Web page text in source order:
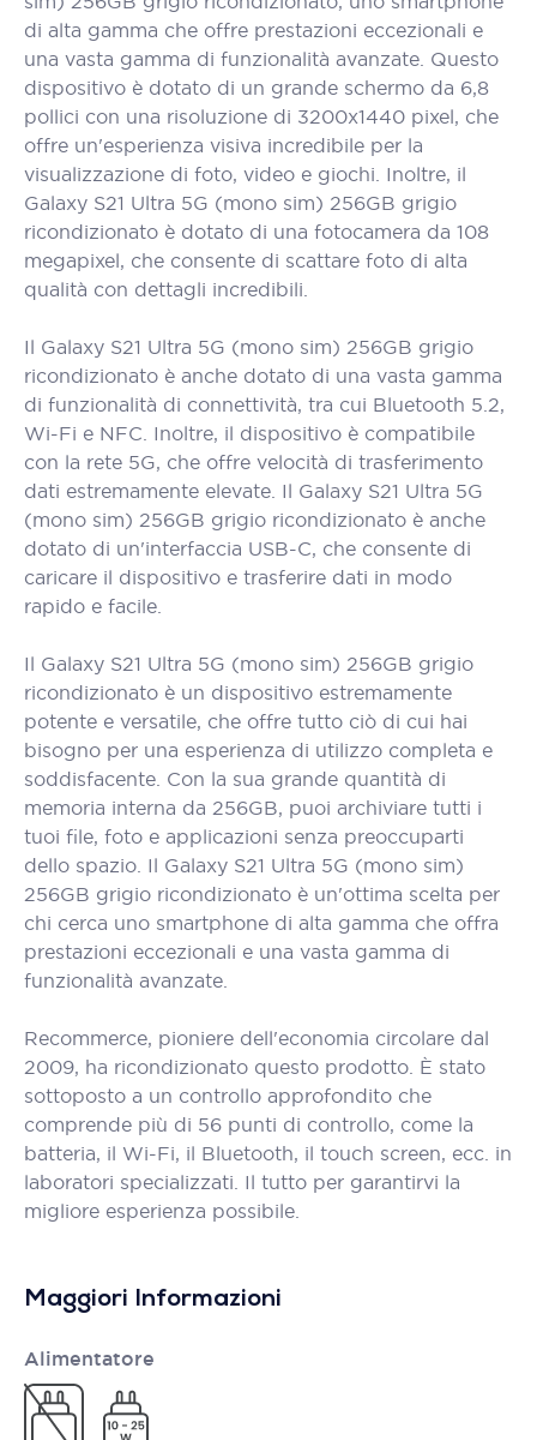
di alta gamma che offre prestazioni eccezionali e
una vasta gamma di funzionalità avanzate. Questo
dispositivo è dotato di un grande schermo da 6,8
pollici con una risoluzione di 3200x1440 pixel, che
offre un'esperienza visiva incredibile per la
visualizzazione di foto, video e giochi. Inoltre, il
Galaxy S21 Ultra 5G (mono sim) 256GB grigio
ricondizionato è dotato di una fotocamera da 108
megapixel, che consente di scattare foto di alta
qualità con dettagli incredibili.
Il Galaxy S21 Ultra 5G (mono sim) 256GB grigio
ricondizionato è anche dotato di una vasta gamma
di funzionalità di connettività, tra cui Bluetooth 5.2,
Wi-Fi e NFC. Inoltre, il dispositivo è compatibile
con la rete 5G, che offre velocità di trasferimento
dati estremamente elevate. Il Galaxy S21 Ultra 5G
(mono sim) 256GB grigio ricondizionato è anche
dotato di un'interfaccia USB-C, che consente di
caricare il dispositivo e trasferire dati in modo
rapido e facile.
Il Galaxy S21 Ultra 5G (mono sim) 256GB grigio
ricondizionato è un dispositivo estremamente
potente e versatile, che offre tutto ciò di cui hai
bisogno per una esperienza di utilizzo completa e
soddisfacente. Con la sua grande quantità di
memoria interna da 256GB, puoi archiviare tutti i
tuoi file, foto e applicazioni senza preoccuparti
dello spazio. Il Galaxy S21 Ultra 5G (mono sim)
256GB grigio ricondizionato è un'ottima scelta per
chi cerca uno smartphone di alta gamma che offra
prestazioni eccezionali e una vasta gamma di
funzionalità avanzate.
Recommerce, pioniere dell'economia circolare dal
2009, ha ricondizionato questo prodotto. È stato
sottoposto a un controllo approfondito che
comprende più di 56 punti di controllo, come la
batteria, il Wi-Fi, il Bluetooth, il touch screen, ecc. in
laboratori specializzati. Il tutto per garantirvi la
migliore esperienza possibile.
Maggiori Informazioni
Alimentatore